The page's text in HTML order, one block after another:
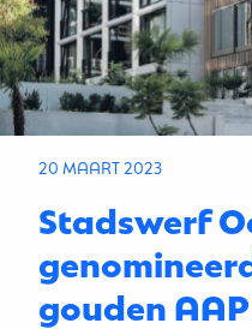
20 MAART 2023
Stadswerf
gouden